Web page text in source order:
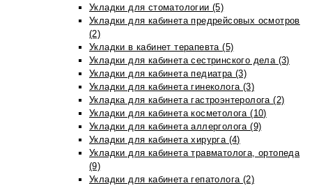
Укладки для стоматологии (5)
Укладки для кабинета предрейсовых осмотров
(2)
Укладки в кабинет терапевта (5)
Укладки для кабинета сестринского дела (3)
Укладки для кабинета педиатра (3)
Укладки для кабинета гинеколога (3)
Укладка для кабинета гастроэнтеролога (2)
Укладки для кабинета косметолога (10)
Укладки для кабинета аллерголога (9)
Укладки для кабинета хирурга (4)
Укладки для кабинета травматолога, ортопеда
(9)
Укладки для кабинета гепатолога (2)